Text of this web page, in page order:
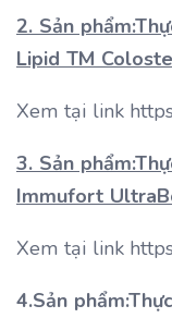
2. Sản
Lipid TM
Xem tại link
3. Sản
Immufort
Xem tại link
4.Sản